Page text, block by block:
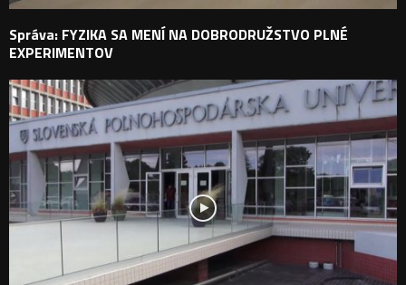
Správa: FYZIKA SA MENÍ NA DOBRODRUŽSTVO PLNÉ
EXPERIMENTOV